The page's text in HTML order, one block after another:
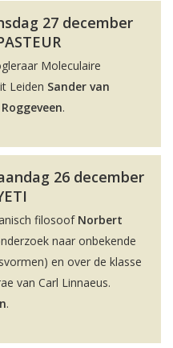
27 december
Moleculaire
Leiden Sander van
.
26 december
filosoof Norbert
naar onbekende
en over de klasse
van Carl Linnaeus.
.